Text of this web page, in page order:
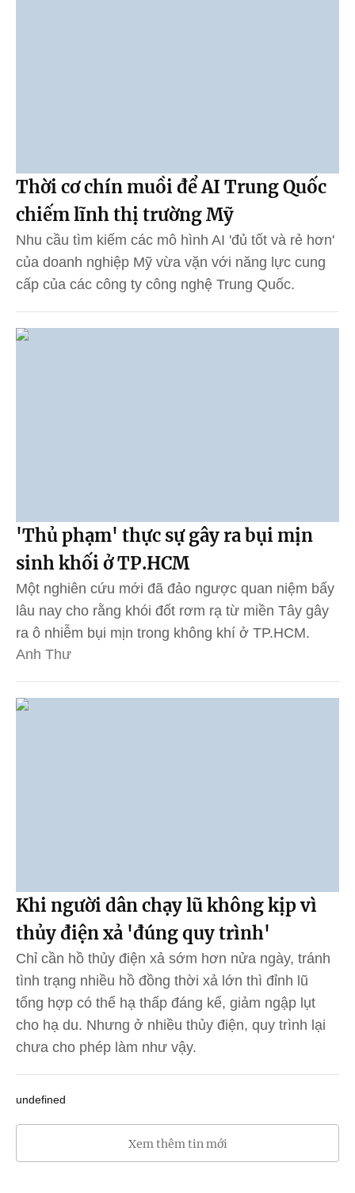
Thời cơ chín muồi để AI Trung Quốc
chiếm lĩnh thị trường Mỹ
Nhu cầu tìm kiếm các mô hình AI 'đủ tốt và rẻ hơn'
của doanh nghiệp Mỹ vừa vặn với năng lực cung
cấp của các công ty công nghệ Trung Quốc.
'Thủ phạm' thực sự gây ra bụi mịn
sinh khối ở TP.HCM
Một nghiên cứu mới đã đảo ngược quan niệm bấy
lâu nay cho rằng khói đốt rơm rạ từ miền Tây gây
ra ô nhiễm bụi mịn trong không khí ở TP.HCM.
Anh Thư
Khi người dân chạy lũ không kịp vì
thủy điện xả 'đúng quy trình'
Chỉ cần hồ thủy điện xả sớm hơn nửa ngày, tránh
tình trạng nhiều hồ đồng thời xả lớn thì đỉnh lũ
tổng hợp có thể hạ thấp đáng kể, giảm ngập lụt
cho hạ du. Nhưng ở nhiều thủy điện, quy trình lại
chưa cho phép làm như vậy.
undefined
Xem thêm tin mới